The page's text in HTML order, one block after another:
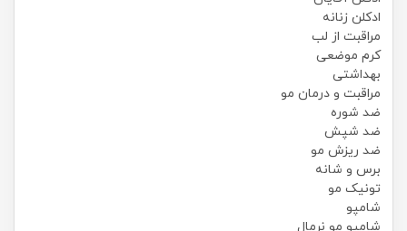
ادکلن زنانه
مراقبت از لب
کرم موضعی
بهداشتی
مراقبت و درمان مو
ضد شوره
ضد شپش
ضد ریزش مو
برس و شانه
تونیک مو
شامپو
شامپو مو نرمال